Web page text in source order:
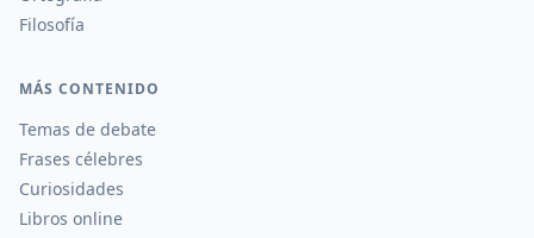
Filosofía
MÁS CONTENIDO
Temas de debate
Frases célebres
Curiosidades
Libros online